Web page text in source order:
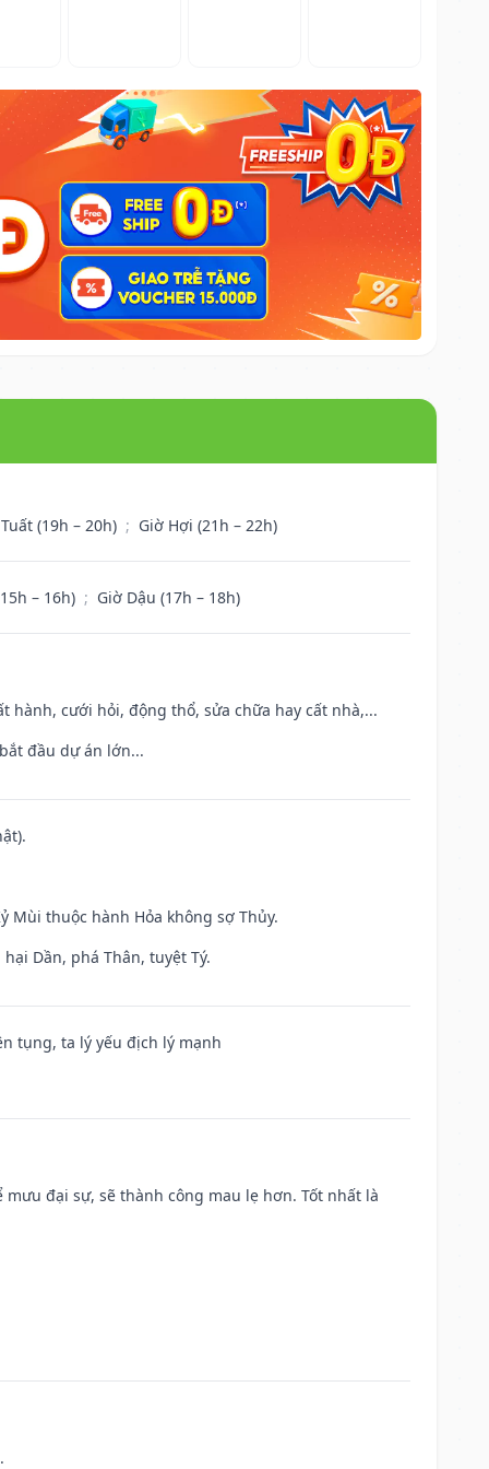
(19h – 20h) ; Giờ Hợi (21h – 22h)
– 16h) ; Giờ Dậu (17h – 18h)
hành, cưới hỏi, động thổ, sửa chữa hay cất nhà,...
đầu dự án lớn...
Mùi thuộc hành Hỏa không sợ Thủy.
Dần, phá Thân, tuyệt Tý.
tụng, ta lý yếu địch lý mạnh
đại sự, sẽ thành công mau lẹ hơn. Tốt nhất là